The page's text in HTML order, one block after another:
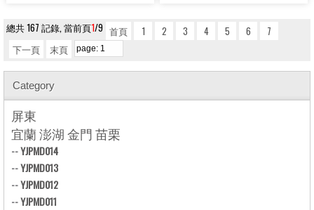
總共 167 記錄, 當前頁1/9 首頁 1 2 3 4 5 6
7
下一頁
末頁
Category
屏東
宜蘭 澎湖 金門 苗栗
--YJPMD014
--YJPMD013
--YJPMD012
--YJPMD011